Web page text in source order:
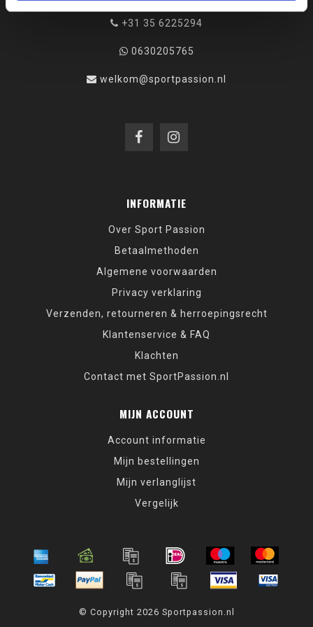
+31 35 6225294
0630205765
welkom@sportpassion.nl
INFORMATIE
Over Sport Passion
Betaalmethoden
Algemene voorwaarden
Privacy verklaring
Verzenden, retourneren & herroepingsrecht
Klantenservice & FAQ
Klachten
Contact met SportPassion.nl
MIJN ACCOUNT
Account informatie
Mijn bestellingen
Mijn verlanglijst
Vergelijk
© Copyright 2026 Sportpassion.nl